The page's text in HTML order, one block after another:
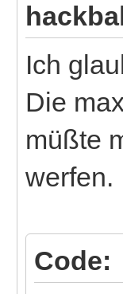
Ich
Die
müßte
werfen.
Code: